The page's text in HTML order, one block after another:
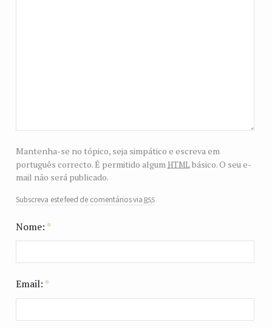
Mantenha-se no tópico, seja simpático e escreva em
português correcto. É permitido algum htmlbásico. O seu e-
mail não será publicado.
Subscreva este feed de comentários via rss
Nome: *
Email: *